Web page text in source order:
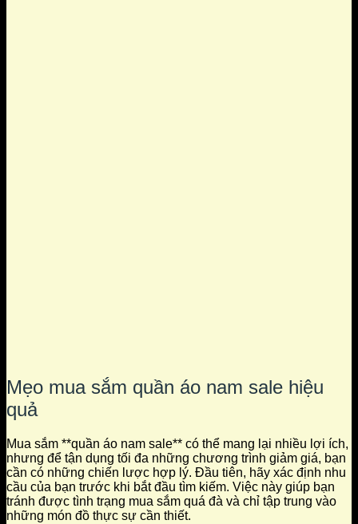
Mẹo mua sắm quần áo nam sale hiệu
quả
Mua sắm **quần áo nam sale** có thể mang lại nhiều lợi ích,
nhưng để tận dụng tối đa những chương trình giảm giá, bạn
cần có những chiến lược hợp lý. Đầu tiên, hãy xác định nhu
cầu của bạn trước khi bắt đầu tìm kiếm. Việc này giúp bạn
tránh được tình trạng mua sắm quá đà và chỉ tập trung vào
những món đồ thực sự cần thiết.